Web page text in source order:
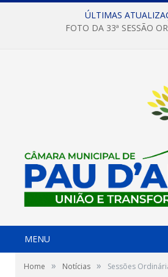
ÚLTIMAS
FOTO DA 33ª SESSÃO
MENU
Home » Notícias » Sessões